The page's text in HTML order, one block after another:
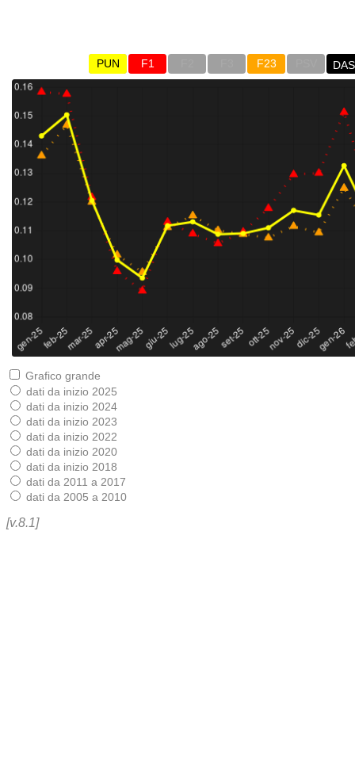
PUN F1 F23
Grafico grande
dati da inizio 2025
dati da inizio 2024
dati da inizio 2023
dati da inizio 2022
dati da inizio 2020
dati da inizio 2018
dati da 2011 a 2017
dati da 2005 a 2010
[v.8.1]